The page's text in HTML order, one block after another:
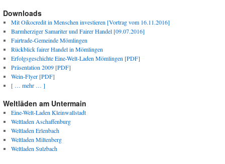
Downloads
Mit Oikocredit in Menschen investieren [Vortrag vom 16.11.2016]
Barmherziger Samariter und Fairer Handel [09.07.2016]
Fairtrade-Gemeinde Mömlingen
Rückblick fairer Handel in Mömlingen
Erfolgsgeschichte Eine-Welt-Laden Mömlingen [PDF]
Präsentation 2009 [PDF]
Wein-Flyer [PDF]
[ … mehr … ]
Weltläden am Untermain
Eine-Welt-Laden Kleinwallstadt
Weltladen Aschaffenburg
Weltladen Erlenbach
Weltladen Miltenberg
Weltladen Sulzbach